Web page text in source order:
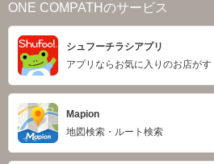
ONE COMPATHのサービス
シュフーチラシアプリ
アプリならお気に入りのお店がす
Mapion
地図検索・ルート検索